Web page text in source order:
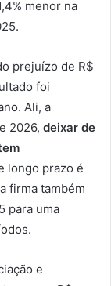
menor na
prejuízo de R$
foi
Ali, a
2026, deixar de
longo prazo é
firma também
para uma
e